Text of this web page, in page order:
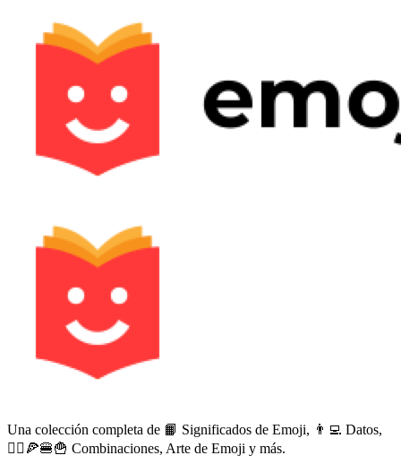
Una colección completa de 📙 Significados de Emoji, 👨‍💻 Datos,
🙅‍♀️🍕🍔🍟 Combinaciones, Arte de Emoji y más.